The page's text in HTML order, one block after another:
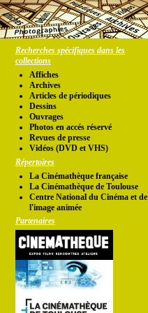
Recherches spécifiques dans les
collections
Affiches
Archives
Articles de périodiques
Dessins
Ouvrages
Photos en accés réservé
Revues de presse
Vidéos (DVD et VHS)
Répertoires
La Cinémathèque française
La Cinémathèque de Toulouse
Centre National du Cinéma et de
l'image animée
Partenaires